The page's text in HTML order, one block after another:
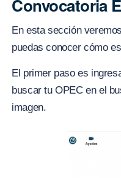
Convocatoria
En esta sección
puedas conocer cómo
El primer paso es
buscar tu OPEC en el
imagen.